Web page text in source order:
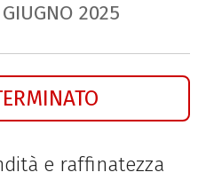
GIUGNO 2025
e raffinatezza